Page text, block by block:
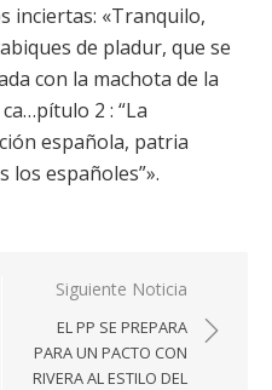
inciertas: «Tranquilo,
de pladur, que se
con la machota de la
2 : “La
española, patria
los españoles”».
Siguiente Noticia
EL PP SE PREPARA
PARA UN PACTO CON
RIVERA AL ESTILO DEL